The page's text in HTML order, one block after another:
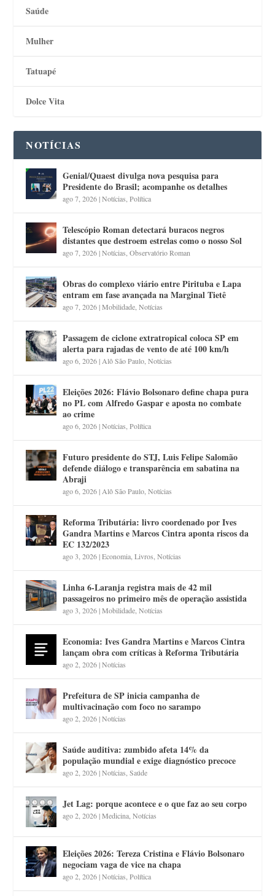
Saúde
Mulher
Tatuapé
Dolce Vita
NOTÍCIAS
Genial/Quaest divulga nova pesquisa para
Presidente do Brasil; acompanhe os detalhes
ago 7, 2026|Notícias ,Política
Telescópio Roman detectará buracos negros
distantes que destroem estrelas como o nosso Sol
ago 7, 2026|Notícias ,Observatório Roman
Obras do complexo viário entre Pirituba e Lapa
entram em fase avançada na Marginal Tietê
ago 7, 2026|Mobilidade ,Notícias
Passagem de ciclone extratropical coloca SP em
alerta para rajadas de vento de até 100 km/h
ago 6, 2026| Alô São Paulo ,Notícias
Eleições 2026: Flávio Bolsonaro define chapa pura
no PL com Alfredo Gaspar e aposta no combate
ao crime
ago 6, 2026|Notícias ,Política
Futuro presidente do STJ, Luis Felipe Salomão
defende diálogo e transparência em sabatina na
Abraji
ago 6, 2026| Alô São Paulo ,Notícias
Reforma Tributária: livro coordenado por Ives
Gandra Martins e Marcos Cintra aponta riscos da
EC 132/2023
ago 3, 2026|Economia ,Livros ,Notícias
Linha 6-Laranja registra mais de 42 mil
passageiros no primeiro mês de operação assistida
ago 3, 2026|Mobilidade ,Notícias
Economia: Ives Gandra Martins e Marcos Cintra
lançam obra com críticas à Reforma Tributária
ago 2, 2026|Notícias
Prefeitura de SP inicia campanha de
multivacinação com foco no sarampo
ago 2, 2026|Notícias
Saúde auditiva: zumbido afeta 14% da
população mundial e exige diagnóstico precoce
ago 2, 2026|Notícias ,Saúde
Jet Lag: porque acontece e o que faz ao seu corpo
ago 2, 2026|Medicina ,Notícias
Eleições 2026: Tereza Cristina e Flávio Bolsonaro
negociam vaga de vice na chapa
ago 2, 2026|Notícias ,Política